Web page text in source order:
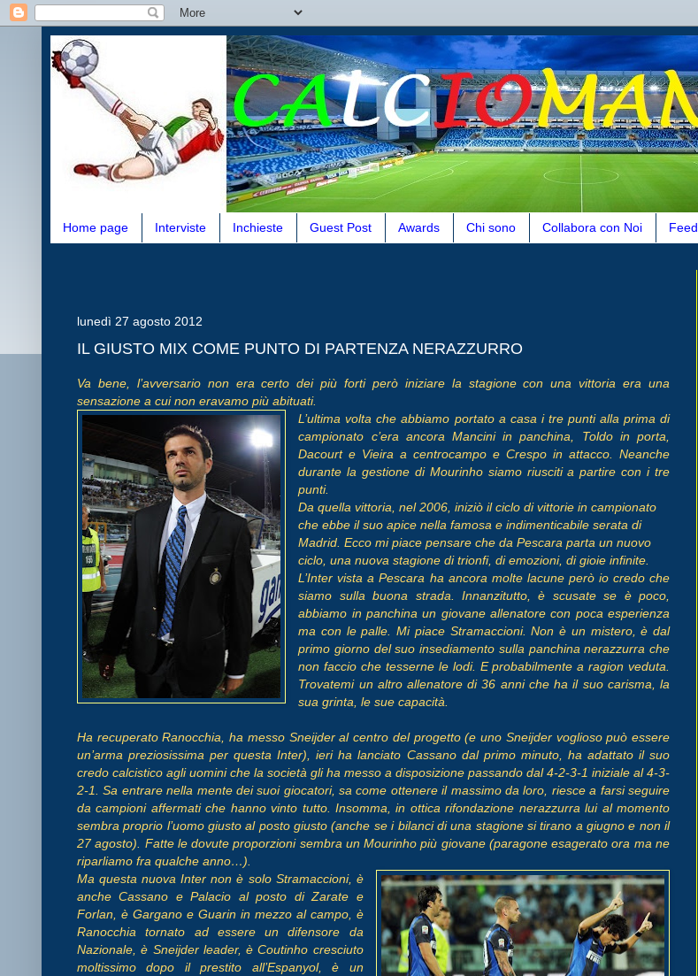
Home page Interviste Inchieste Guest Post Awards Chi sono Collabora con Noi Feed
lunedì 27 agosto 2012
IL GIUSTO MIX COME PUNTO DI PARTENZA NERAZZURRO
Va bene, l’avversario non era certo dei più forti però iniziare la stagione con una vittoria era una
sensazione a cui non eravamo più abituati.
L’ultima volta che abbiamo portato a casa i tre punti alla prima di
campionato c’era ancora Mancini in panchina, Toldo in porta,
Dacourt e Vieira a centrocampo e Crespo in attacco. Neanche
durante la gestione di Mourinho siamo riusciti a partire con i tre
punti.
Da quella vittoria, nel 2006, iniziò il ciclo di vittorie in campionato
che ebbe il suo apice nella famosa e indimenticabile serata di
Madrid. Ecco mi piace pensare che da Pescara parta un nuovo
ciclo, una nuova stagione di trionfi, di emozioni, di gioie infinite.
L’Inter vista a Pescara ha ancora molte lacune però io credo che
siamo sulla buona strada. Innanzitutto, è scusate se è poco,
abbiamo in panchina un giovane allenatore con poca esperienza
ma con le palle. Mi piace Stramaccioni. Non è un mistero, è dal
primo giorno del suo insediamento sulla panchina nerazzurra che
non faccio che tesserne le lodi. E probabilmente a ragion veduta.
Trovatemi un altro allenatore di 36 anni che ha il suo carisma, la
sua grinta, le sue capacità.
Ha recuperato Ranocchia, ha messo Sneijder al centro del progetto (e uno Sneijder voglioso può essere
un’arma preziosissima per questa Inter), ieri ha lanciato Cassano dal primo minuto, ha adattato il suo
credo calcistico agli uomini che la società gli ha messo a disposizione passando dal 4-2-3-1 iniziale al 4-3-
2-1. Sa entrare nella mente dei suoi giocatori, sa come ottenere il massimo da loro, riesce a farsi seguire
da campioni affermati che hanno vinto tutto. Insomma, in ottica rifondazione nerazzurra lui al momento
sembra proprio l’uomo giusto al posto giusto (anche se i bilanci di una stagione si tirano a giugno e non il
27 agosto). Fatte le dovute proporzioni sembra un Mourinho più giovane (paragone esagerato ora ma ne
riparliamo fra qualche anno…).
Ma questa nuova Inter non è solo Stramaccioni, è
anche Cassano e Palacio al posto di Zarate e
Forlan, è Gargano e Guarin in mezzo al campo, è
Ranocchia tornato ad essere un difensore da
Nazionale, è Sneijder leader, è Coutinho cresciuto
moltissimo dopo il prestito all’Espanyol, è un